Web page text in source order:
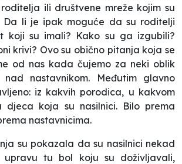
ili društvene mreže kojim su
Da li je ipak moguće da su roditelji
koji su imali? Kako su ga izgubili?
krivi? Ovo su obično pitanja koja se
od nas kada čujemo za neki oblik
nad nastavnikom. Međutim glavno
iz kakvih porodica, u kakvom
djeca koja su nasilnici. Bilo prema
nastavnicima.
su pokazala da su nasilnici nekad
tu bol koju su doživljavali,